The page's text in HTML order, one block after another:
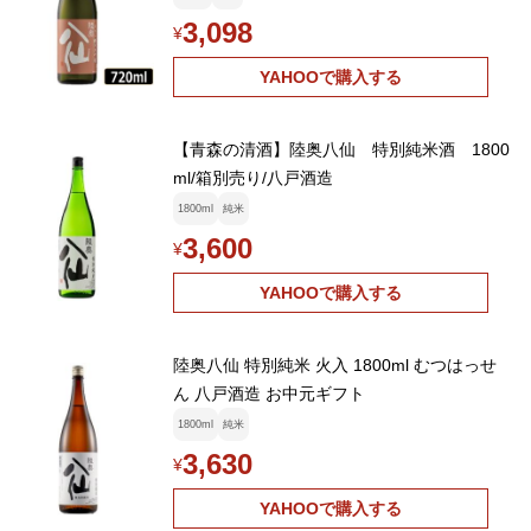
¥3,098
YAHOOで購入する
【青森の清酒】陸奥八仙 特別純米酒 1800
ml/箱別売り/八戸酒造
1800ml 純米
¥3,600
YAHOOで購入する
陸奥八仙 特別純米 火入 1800ml むつはっせ
ん 八戸酒造 お中元ギフト
1800ml 純米
¥3,630
YAHOOで購入する